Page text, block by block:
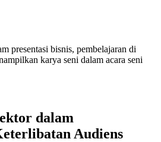
presentasi bisnis, pembelajaran di
karya seni dalam acara seni
dalam
Audiens